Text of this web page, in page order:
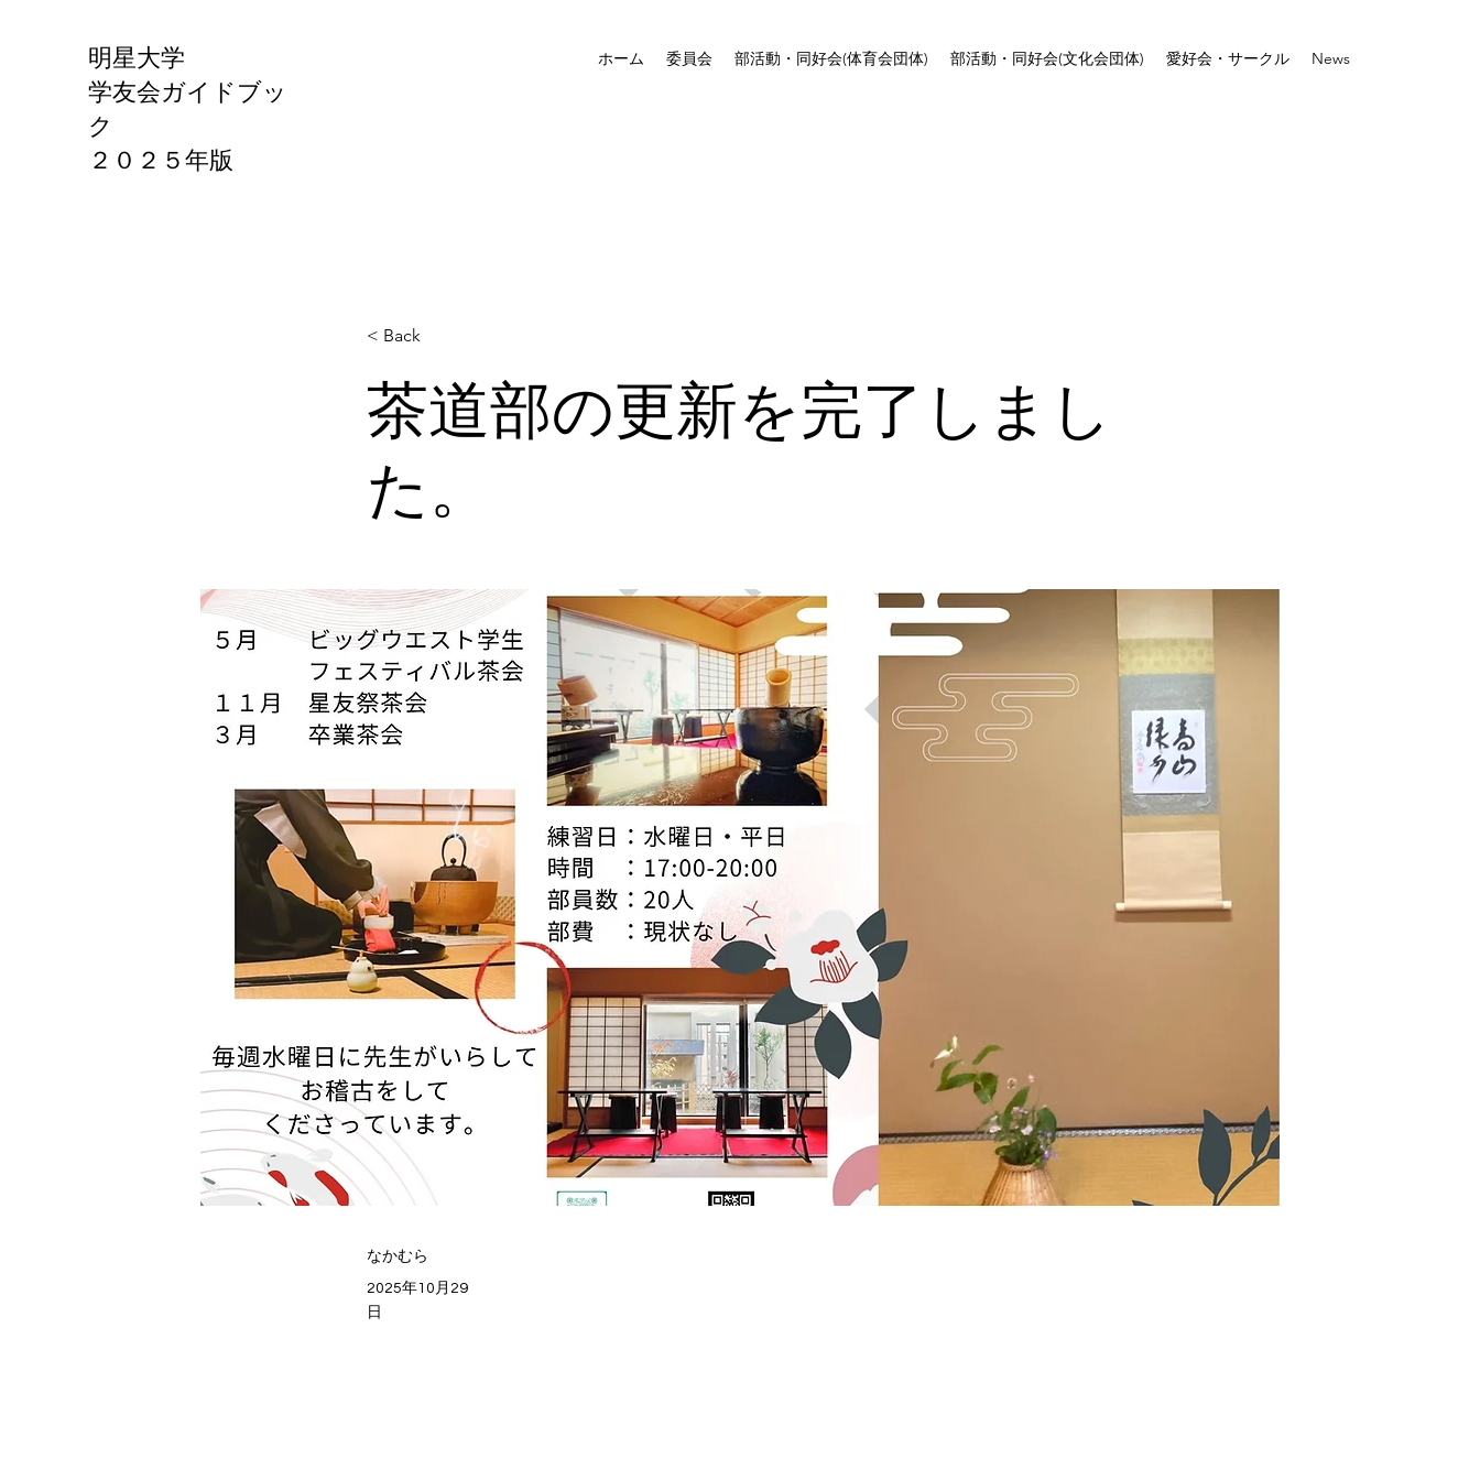
明星大学
学友会ガイドブッ
ク
​２０２５年版
ホーム 委員会 部活動・同好会(体育会団体) 部活動・同好会(文化会団体) 愛好会・サークル News
< Back
茶道部の更新を完了しまし
た。
なかむら
2025年10月29
日